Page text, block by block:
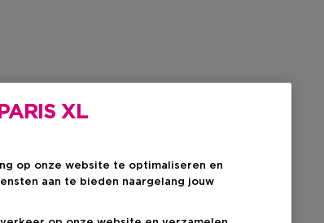
XL
op onze website te optimaliseren en
aan te bieden naargelang jouw